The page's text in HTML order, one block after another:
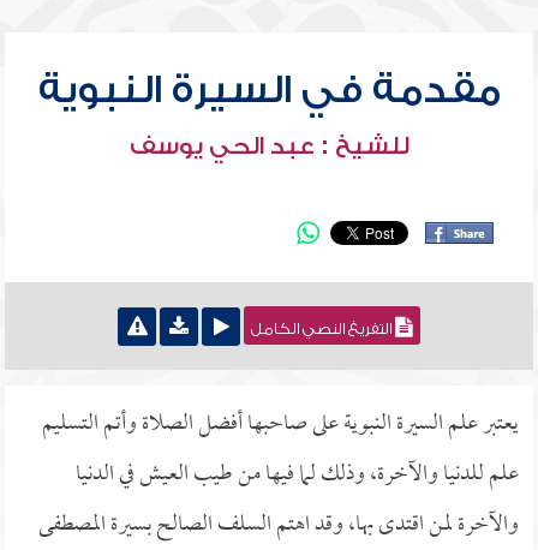
مقدمة في السيرة النبوية
للشيخ : عبد الحي يوسف
التفريغ النصي الكامل
يعتبر علم السيرة النبوية على صاحبها أفضل الصلاة وأتم التسليم
علم للدنيا والآخرة، وذلك لما فيها من طيب العيش في الدنيا
والآخرة لمن اقتدى بها، وقد اهتم السلف الصالح بسيرة المصطفى